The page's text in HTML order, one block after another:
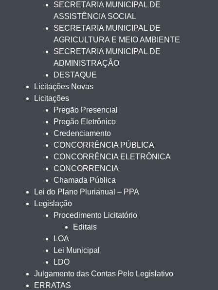
SECRETARIA MUNICIPAL DE
ASSISTÊNCIA SOCIAL
SECRETARIA MUNICIPAL DE
AGRICULTURA E MEIO AMBIENTE
SECRETARIA MUNICIPAL DE
ADMINISTRAÇÃO
DESTAQUE
Licitações Novas
Licitações
Pregão Presencial
Pregão Eletrônico
Credenciamento
CONCORRÊNCIA PÚBLICA
CONCORRÊNCIA ELETRÔNICA
CONCORRENCIA
Chamada Pública
Lei do Plano Plurianual – PPA
Legislação
Procedimento Licitatório
Editais
LOA
Lei Municipal
LDO
Julgamento das Contas Pelo Legislativo
ERRATAS